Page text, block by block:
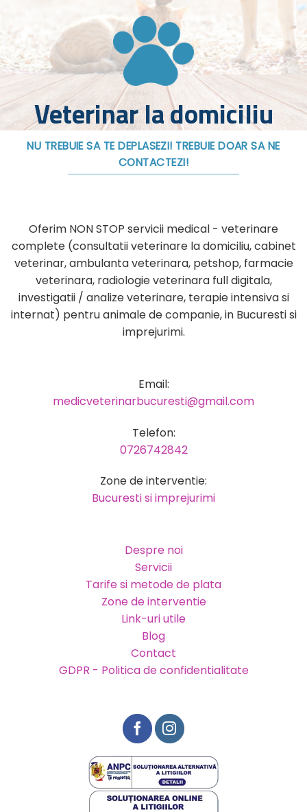
Veterinar la domiciliu
NU TREBUIE SA TE DEPLASEZI! TREBUIE DOAR SA NE
CONTACTEZI!
Oferim NON STOP servicii medical - veterinare
complete (consultatii veterinare la domiciliu, cabinet
veterinar, ambulanta veterinara, petshop, farmacie
veterinara, radiologie veterinara full digitala,
investigatii / analize veterinare, terapie intensiva si
internat) pentru animale de companie, in Bucuresti si
imprejurimi.
Email:
medicveterinarbucuresti@gmail.com
Telefon:
0726742842
Zone de interventie:
Bucuresti si imprejurimi
Despre noi
Servicii
Tarife si metode de plata
Zone de interventie
Link-uri utile
Blog
Contact
GDPR - Politica de confidentialitate